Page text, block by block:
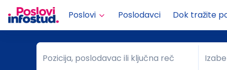
Poslovi Poslodavci Dok tražite
Pozicija, poslodavac ili ključna reč
Pozicija, poslodavac ili ključna reč Grad